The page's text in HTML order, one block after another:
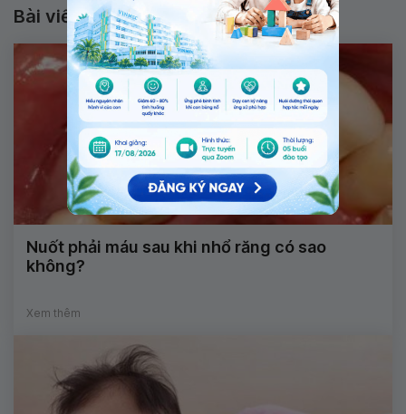
Bài viết liên quan
Nuốt phải máu sau khi nhổ răng có sao
không?
Xem thêm